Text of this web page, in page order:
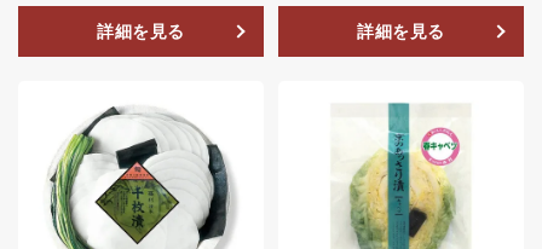
詳細を見る 詳細を見る